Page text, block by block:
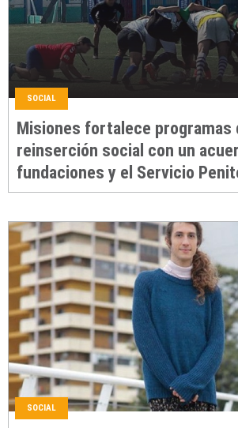
SOCIAL
Misiones fortalece programas
reinserción social con un
fundaciones y el Servicio
SOCIAL